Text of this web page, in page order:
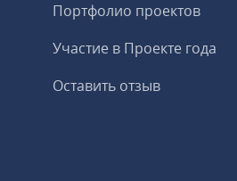
Портфолио проектов
Участие в Проекте года
Оставить отзыв